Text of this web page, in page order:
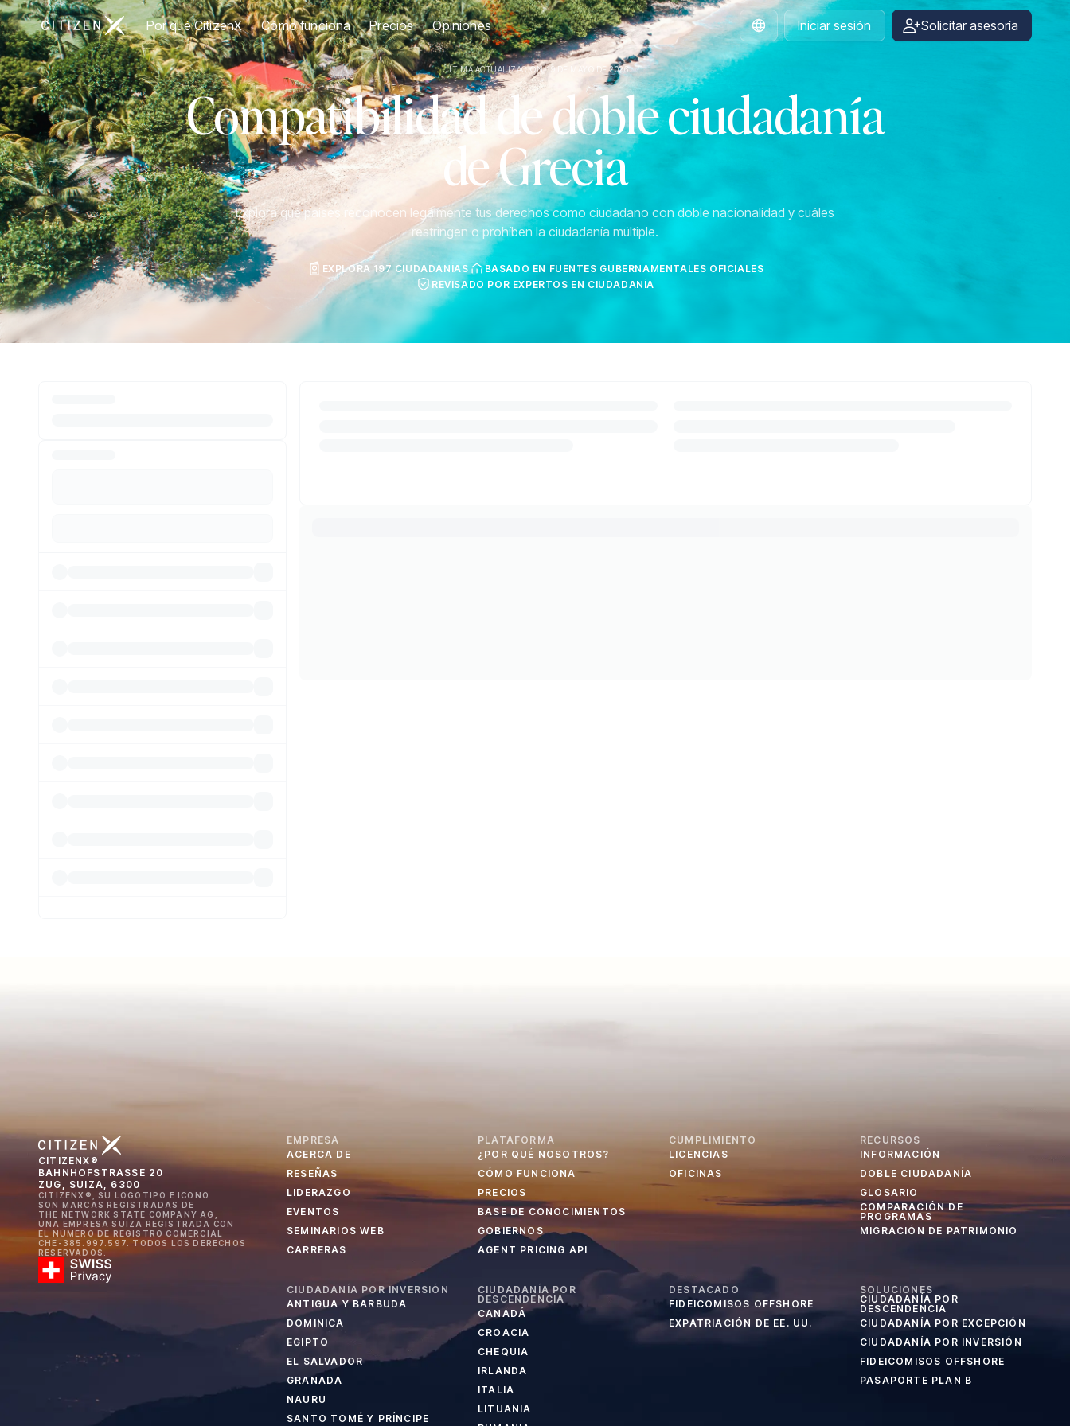
Ir a la página principal de CitizenX
Por qué CitizenX Cómo funciona Precios Opiniones
Spanish
Iniciar sesión Solicitar asesoría
ÚLTIMA ACTUALIZACIÓN: 19 DE MAYO DE 2026
Compatibilidad de doble ciudadanía
de Grecia
Explora qué países reconocen legalmente tus derechos como ciudadano con doble nacionalidad y cuáles
restringen o prohíben la ciudadanía múltiple.
EXPLORA 197 CIUDADANÍAS
BASADO EN FUENTES GUBERNAMENTALES OFICIALES
REVISADO POR EXPERTOS EN CIUDADANÍA
CITIZENX®
BAHNHOFSTRASSE 20
ZUG, SUIZA, 6300
CITIZENX®, SU LOGOTIPO E ICONO
SON MARCAS REGISTRADAS DE
THE NETWORK STATE COMPANY AG,
UNA EMPRESA SUIZA REGISTRADA CON
EL NÚMERO DE REGISTRO COMERCIAL
CHE-385.997.597. TODOS LOS DERECHOS
RESERVADOS.
EMPRESA
ACERCA DE
RESEÑAS
LIDERAZGO
EVENTOS
SEMINARIOS WEB
CARRERAS
PLATAFORMA
¿POR QUÉ NOSOTROS?
CÓMO FUNCIONA
PRECIOS
BASE DE CONOCIMIENTOS
GOBIERNOS
AGENT PRICING API
CUMPLIMIENTO
LICENCIAS
OFICINAS
RECURSOS
INFORMACIÓN
DOBLE CIUDADANÍA
GLOSARIO
COMPARACIÓN DE
PROGRAMAS
MIGRACIÓN DE PATRIMONIO
CIUDADANÍA POR INVERSIÓN
ANTIGUA Y BARBUDA
DOMINICA
EGIPTO
EL SALVADOR
GRANADA
NAURU
SANTO TOMÉ Y PRÍNCIPE
CIUDADANÍA POR
DESCENDENCIA
CANADÁ
CROACIA
CHEQUIA
IRLANDA
ITALIA
LITUANIA
DESTACADO
FIDEICOMISOS OFFSHORE
EXPATRIACIÓN DE EE. UU.
SOLUCIONES
CIUDADANÍA POR
DESCENDENCIA
CIUDADANÍA POR EXCEPCIÓN
CIUDADANÍA POR INVERSIÓN
FIDEICOMISOS OFFSHORE
PASAPORTE PLAN B